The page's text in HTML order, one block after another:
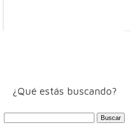
¿Qué estás buscando?